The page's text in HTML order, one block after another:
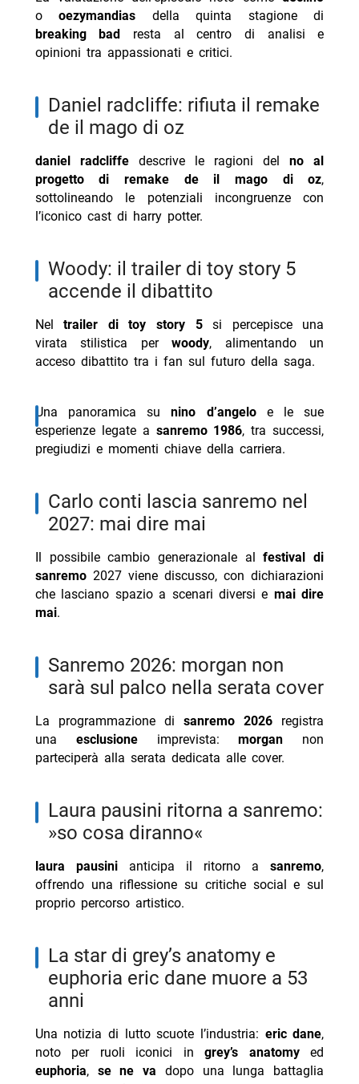
ooezymandias della quinta stagione di
breaking bad resta al centro di analisi e
opinioni tra appassionati e critici.
daniel radcliffe: rifiuta il remake
de il mago di oz
daniel radcliffedescrive le ragioni delno al
progetto di remake de il mago di oz,
sottolineando le potenziali incongruenze con
l’iconico cast di harry potter.
woody: il trailer di toy story 5
accende il dibattito
Neltrailer di toy story 5si percepisce una
virata stilistica perwoody, alimentando un
acceso dibattito tra i fan sul futuro della saga.
Una panoramica sunino d’angeloe le sue
esperienze legate a sanremo 1986, tra successi,
pregiudizi e momenti chiave della carriera.
carlo conti lascia sanremo nel
2027: mai dire mai
Il possibile cambio generazionale alfestival di
sanremo2027 viene discusso, con dichiarazioni
che lasciano spazio a scenari diversi e mai dire
mai.
sanremo 2026: morgan non
sarà sul palco nella serata cover
La programmazione disanremo 2026 registra
una esclusioneimprevista:morgan non
parteciperà alla serata dedicata alle cover.
laura pausini ritorna a sanremo:
»so cosa diranno«
laura pausinianticipa il ritorno asanremo,
offrendo una riflessione su critiche social e sul
proprio percorso artistico.
la star di grey’s anatomy e
euphoria eric dane muore a 53
anni
Una notizia di lutto scuote l’industria: eric dane,
noto per ruoli iconici ingrey’s anatomyed
euphoria, se ne va dopo una lunga battaglia